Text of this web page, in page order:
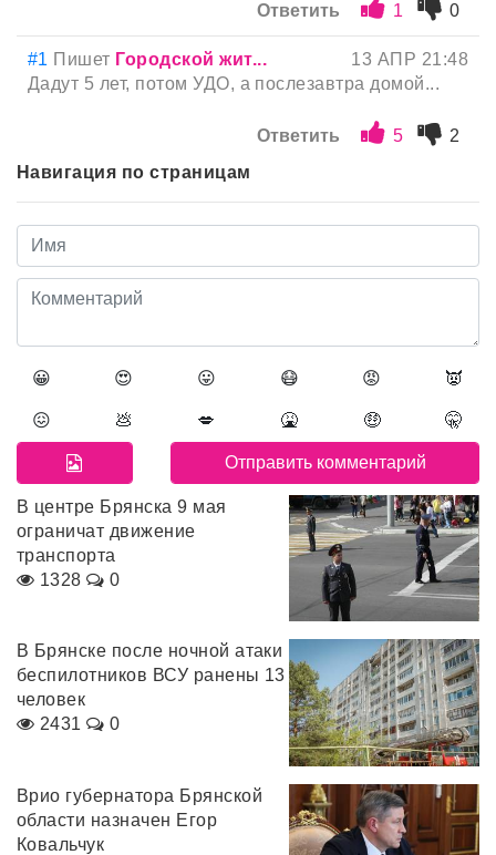
Ответить 1 0
#1 Пишет Городской жит...
13 АПР 21:48
Дадут 5 лет, потом УДО, а послезавтра домой...
Ответить 5
2
Навигация по страницам
😀 😍 😛 😷 😡 👿
😖 💩 💋 🤮 🤑 🤫
В центре Брянска 9 мая
ограничат движение
транспорта
1328
0
В Брянске после ночной атаки
беспилотников ВСУ ранены 13
человек
2431
0
Врио губернатора Брянской
области назначен Егор
Ковальчук